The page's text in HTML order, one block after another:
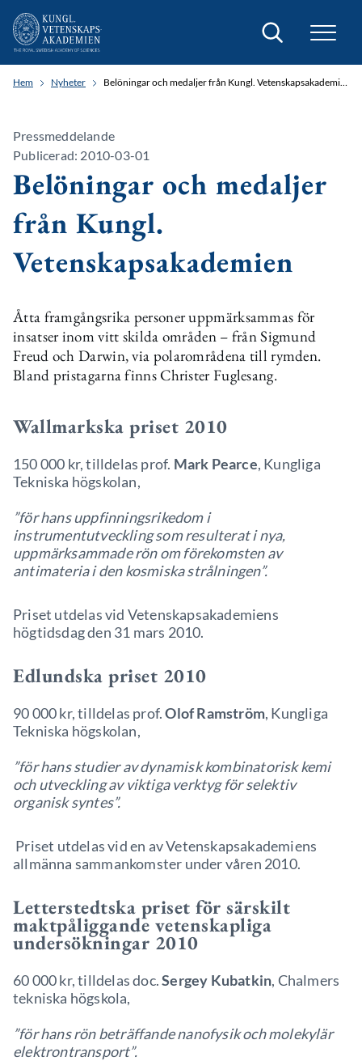
Sök
Hem Nyheter Belöningar och medaljer från Kungl. Vetenskapsakademien
Pressmeddelande
Publicerad: 2010-03-01
Belöningar och medaljer
från Kungl.
Vetenskapsakademien
Åtta framgångsrika personer uppmärksammas för
insatser inom vitt skilda områden – från Sigmund
Freud och Darwin, via polarområdena till rymden.
Bland pristagarna finns Christer Fuglesang.
Wallmarkska priset 2010
150 000 kr, tilldelas prof. Mark Pearce, Kungliga
Tekniska högskolan,
”för hans uppfinningsrikedom i
instrumentutveckling som resulterat i nya,
uppmärksammade rön om förekomsten av
antimateria i den kosmiska strålningen”.
Priset utdelas vid Vetenskapsakademiens
högtidsdag den 31 mars 2010.
Edlundska priset 2010
90 000 kr, tilldelas prof.Olof Ramström, Kungliga
Tekniska högskolan,
”för hans studier av dynamisk kombinatorisk kemi
och utveckling av viktiga verktyg för selektiv
organisk syntes”.
Priset utdelas vid en av Vetenskapsakademiens
allmänna sammankomster under våren 2010.
Letterstedtska priset för särskilt
maktpåliggande vetenskapliga
undersökningar 2010
60 000 kr, tilldelas doc.Sergey Kubatkin, Chalmers
tekniska högskola,
”för hans rön beträffande nanofysik och molekylär
elektrontransport”.